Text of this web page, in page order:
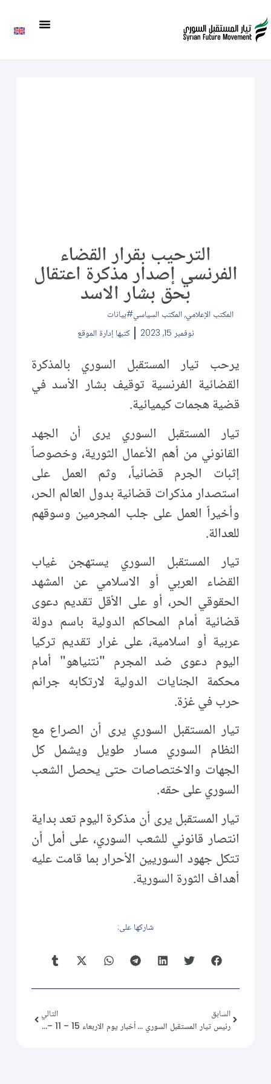
الترحيب بقرار القضاء
الفرنسي إصدار مذكرة اعتقال
بحق بشار الاسد
المكتب الإعلامي, المكتب السياسي بيانات
نوفمبر 15, 2023
كتبها إدارة الموقع
يرحب تيار المستقبل السوري بالمذكرة
القضائية الفرنسية توقيف بشار الأسد في
قضية هجمات كيميائية.
تيار المستقبل السوري يرى أن الجهد
القانوني من أهم الأعمال الثورية، وخصوصاً
إثبات الجرم قضائياً، وثم العمل على
استصدار مذكرات قضائية بدول العالم الحر،
وأخيراً العمل على جلب المجرمين وسوقهم
للعدالة.
تيار المستقبل السوري يستهجن غياب
القضاء العربي أو الاسلامي عن المشهد
الحقوقي الحر، أو على الأقل تقديم دعوى
قضائية أمام المحاكم الدولية باسم دولة
عربية أو اسلامية، على غرار تقديم تركيا
اليوم دعوى ضد المجرم "نتنياهو" أمام
محكمة الجنايات الدولية لارتكابه جرائم
حرب في غزة.
تيار المستقبل السوري يرى أن الصراع مع
النظام السوري مسار طويل ويشمل كل
الجهات والاختصاصات حتى يحصل الشعب
السوري على حقه.
تيار المستقبل يرى أن مذكرة اليوم تعد بداية
انتصار قانوني للشعب السوري، على أمل أن
تتكل جهود السوريين الأحرار بما قامت عليه
أهداف الثورة السورية.
شاركها على:
السابق
رئيس تيار المستقبل السوري يلبي دعوة اللجنة التحضيرية لمؤسسي "النادي السوري التركي
التالي
أخبار يوم الاربعاء 15 – 11 – 2023